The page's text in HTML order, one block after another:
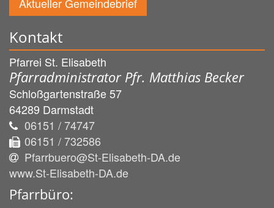
Kontakt
Pfarrei St. Elisabeth
Pfarradministrator Pfr. Matthias Becker
Schloßgartenstraße 57
64289 Darmstadt
06151 / 74747
06151 / 732586
Pfarrbuero@St-Elisabeth-DA.de
www.St-Elisabeth-DA.de
Pfarrbüro: